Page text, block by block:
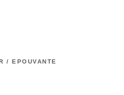
/ EPOUVANTE